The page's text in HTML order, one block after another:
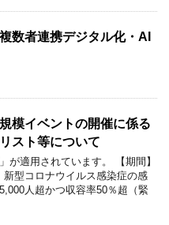
数者連携デジタル化・AI
模イベントの開催に係る
スト等について
が適用されています。 【期間】
型コロナウイルス感染症の感
人超かつ収容率50％超（緊